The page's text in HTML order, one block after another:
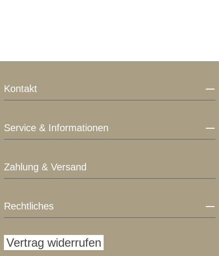
Kontakt
Service & Informationen
Zahlung & Versand
Rechtliches
Vertrag widerrufen